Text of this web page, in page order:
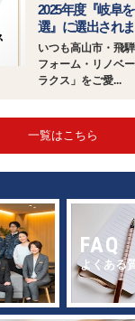
2025年度『岐阜
選』に選出され
いつも高山市・飛
フォーム・リノベ
ラクス」をご愛...
一覧はこちら
FAQ
よくある